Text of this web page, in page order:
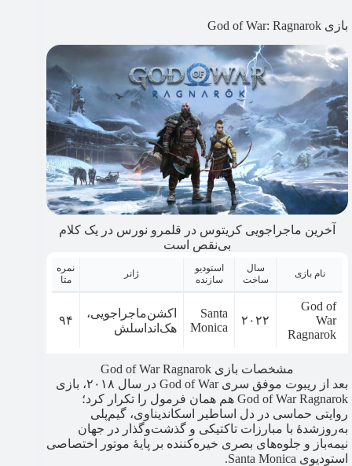
بازی God of War: Ragnarok
آخرین ماجراجویی کریتوس در قلمرو نورس در یک کلام
بی‌نقص است
نام بازی
سال
ساخت
استودیو
سازنده
ژانر
نمره
متا
God of
War
Ragnarok
۲۰۲۲
Santa
Monica
اکشن‌ماجراجویی،
هک‌اند‌اسلش
۹۴
مشخصات بازی God of War Ragnarok
بعد از ریبوت موفق سری God of War در سال ۲۰۱۸، بازی
God of War Ragnarok هم همان فرمول را تکرار کرد؛
روایتی حماسی در دل اساطیر اسکاندیناوی، گیم‌پلی
به‌روزشدۀ با مبارزات تاکتیکی و گذشت‌وگذار در جهان
نیمه‌باز و جلوه‌های بصری خیره‌کننده بر پایۀ موتور اختصاصی
استودیوی Santa Monica.